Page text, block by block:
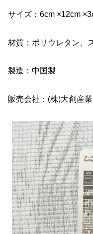
サイズ：6cm ×12cm
材質：ポリウレタン、
製造：中国製
販売会社：(株)大創産業